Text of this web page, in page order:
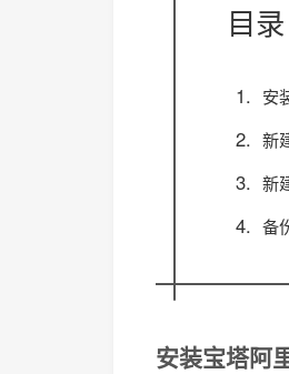
目录
安
新
新
备
安装宝塔阿